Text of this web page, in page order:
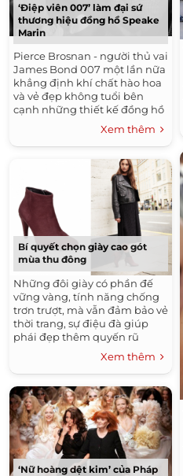
‘Điệp viên 007’ làm đại sứ
thương hiệu đồng hồ Speake
Marin
Pierce Brosnan - người thủ vai
James Bond 007 một lần nữa
khẳng định khí chất hào hoa
và vẻ đẹp không tuổi bên
cạnh những thiết kế đồng hồ
đỉnh cao Speake Marin.
Xem thêm
Bí quyết chọn giày cao gót
mùa thu đông
Những đôi giày có phần đế
vững vàng, tính năng chống
trơn trượt, mà vẫn đảm bảo vẻ
thời trang, sự điệu đà giúp
phái đẹp thêm quyến rũ
Xem thêm
‘Nữ hoàng dệt kim’ của Pháp